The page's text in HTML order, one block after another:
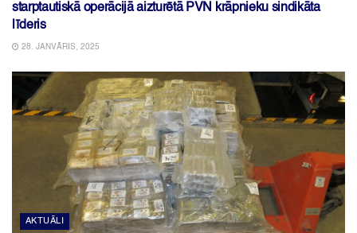
starptautiskā operācijā aizturētā PVN krāpnieku sindikāta
līderis
28. JANVĀRIS, 2025
AKTUĀLI